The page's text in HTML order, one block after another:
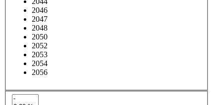
2046
2047
2048
2050
2052
2053
2054
2056